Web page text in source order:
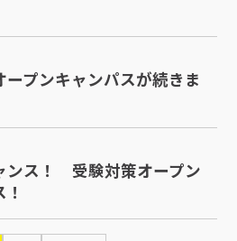
ープンキャンパスが続きま
ンス！ 受験対策オープン